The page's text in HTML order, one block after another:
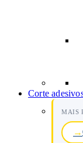
Corte
MAIS